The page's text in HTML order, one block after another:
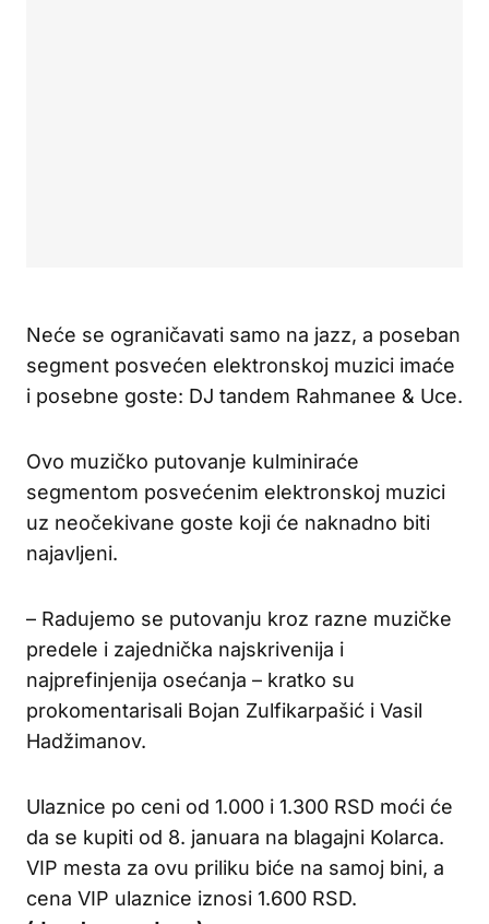
Neće se ograničavati samo na jazz, a poseban
segment posvećen elektronskoj muzici imaće
i posebne goste: DJ tandem Rahmanee & Uce.
Ovo muzičko putovanje kulminiraće
segmentom posvećenim elektronskoj muzici
uz neočekivane goste koji će naknadno biti
najavljeni.
– Radujemo se putovanju kroz razne muzičke
predele i zajednička najskrivenija i
najprefinjenija osećanja – kratko su
prokomentarisali Bojan Zulfikarpašić i Vasil
Hadžimanov.
Ulaznice po ceni od 1.000 i 1.300 RSD moći će
da se kupiti od 8. januara na blagajni Kolarca.
VIP mesta za ovu priliku biće na samoj bini, a
cena VIP ulaznice iznosi 1.600 RSD.